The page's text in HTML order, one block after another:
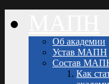
Об академии
Устав МАПН
Состав
Как